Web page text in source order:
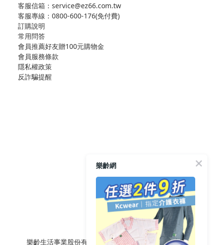
客服信箱：service@ez66.com.tw
客服專線： 0800-600-176(免付費)
訂購說明
常用問答
會員推薦好友贈100元購物金
會員服務條款
隱私權政策
反詐騙提醒
樂齡生活事業股份有限公司 L'elan Enterprise CO.,Ltd.
樂齡網